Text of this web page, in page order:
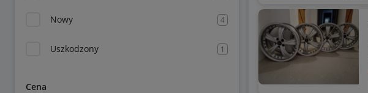
Nowy 4
Uszkodzony 1
Cena